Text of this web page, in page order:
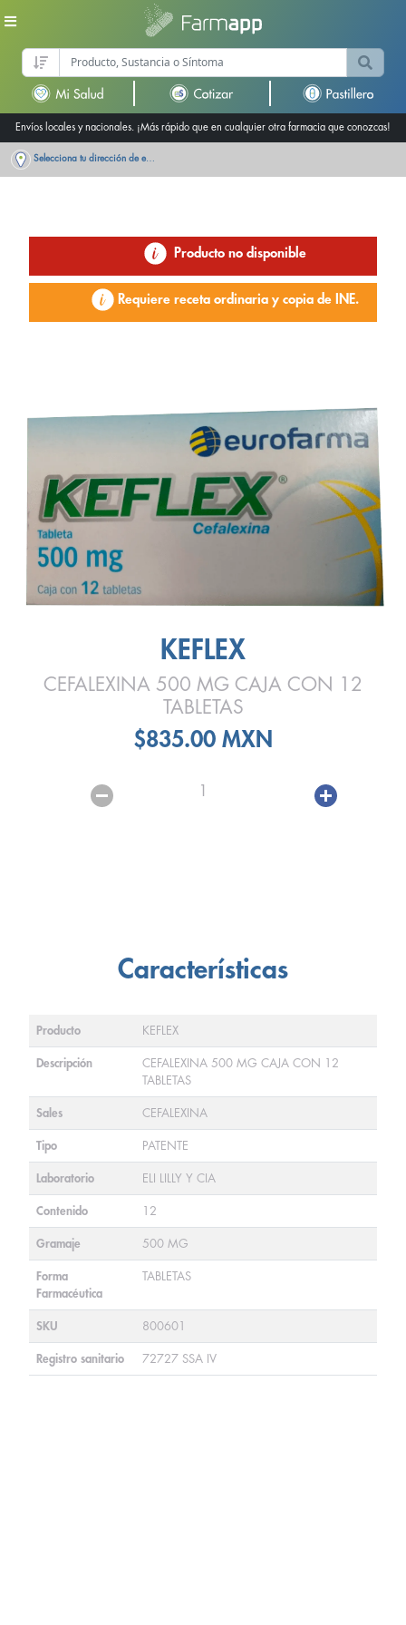
Envíos locales y nacionales. ¡Más rápido que en cualquier otra farmacia que conozcas!
Selecciona tu dirección de entrega
Producto no disponible
Requiere receta ordinaria y copia de INE.
KEFLEX
CEFALEXINA 500 MG CAJA CON 12
TABLETAS
$835.00 MXN
1
Características
Producto KEFLEX
Descripción
CEFALEXINA 500 MG CAJA CON 12
TABLETAS
Sales CEFALEXINA
Tipo PATENTE
Laboratorio ELI LILLY Y CIA
Contenido 12
Gramaje 500 MG
Forma
Farmacéutica
TABLETAS
SKU 800601
Registro sanitario 72727 SSA IV